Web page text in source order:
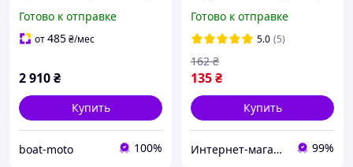
MERCURY 2-такт 65, 75, 90
к.с
Готово к отправке
от485₴/мес
2 910₴
Купить
boat-moto 100%
Лодочный ремкомплект.
Готово к отправке
5.0 (5)
135₴
162 ₴
Купить
Интернет-магазин "ЧАЙКА" - качественные товары для быта, спорта, отдыха и туризма. 99%